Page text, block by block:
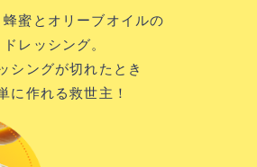
蜜と オリーブオイルの
ドレッシング。
シングが切れたとき
に作れる救世主！